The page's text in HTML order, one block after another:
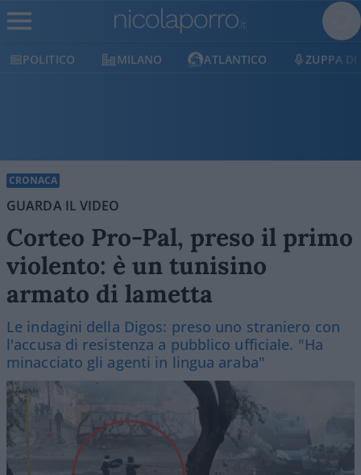
POLITICO MILANO ATLANTICO ZUPPA DI
CRONACA
GUARDA IL VIDEO
Corteo Pro-Pal, preso il primo
violento: è un tunisino
armato di lametta
Le indagini della Digos: preso uno straniero con
l'accusa di resistenza a pubblico ufficiale. "Ha
minacciato gli agenti in lingua araba"